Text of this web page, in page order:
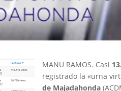
MANU RAMOS. Casi
registrado la «urna
de Majadahonda